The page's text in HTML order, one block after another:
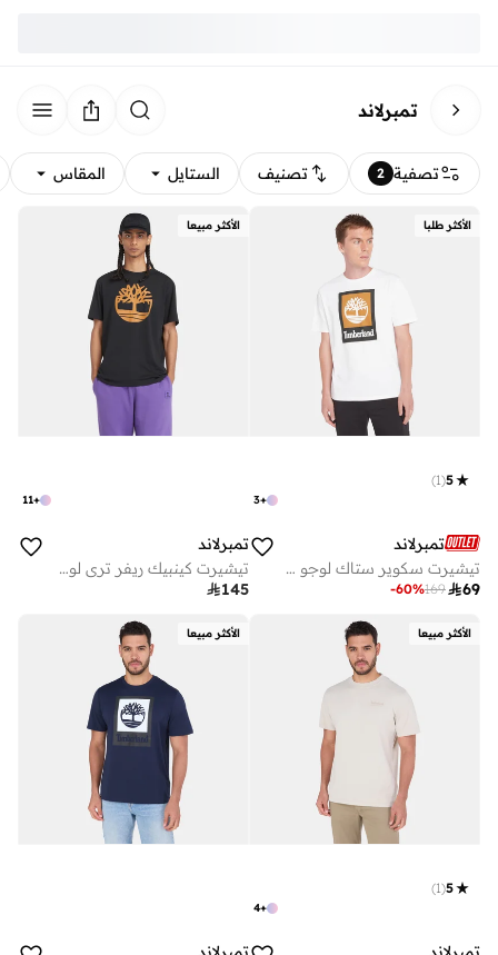
تمبرلاند
تصفية 2 تصنيف الستايل المقاس
الأكثر طلبا
+
3
5
(
1
)
تمبرلاند
تيشيرت سكوير ستاك لوجو للرجال
69
169
-60%
الأكثر مبيعا
+
11
تمبرلاند
تيشيرت كينبيك ريفر تري لوجو للرجال
145
الأكثر مبيعا
+
4
5
(
1
)
الأكثر مبيعا